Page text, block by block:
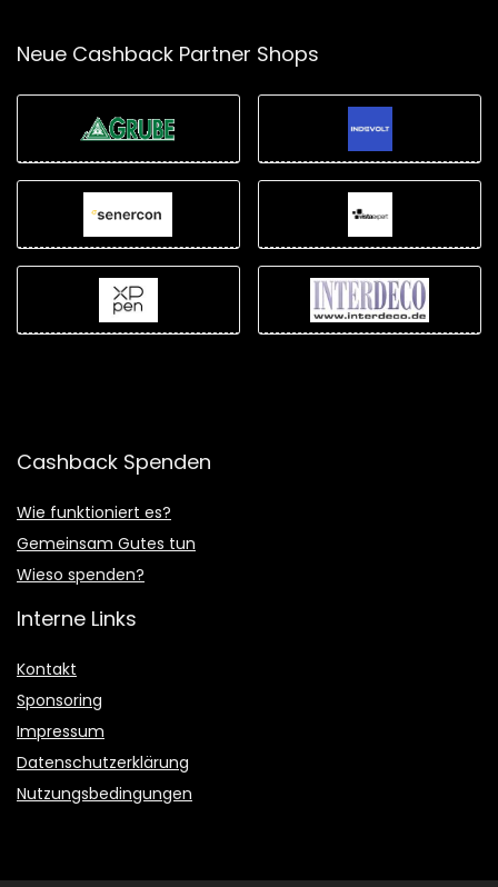
Neue Cashback Partner Shops
Cashback Spenden
Wie funktioniert es?
Gemeinsam Gutes tun
Wieso spenden?
Interne Links
Kontakt
Sponsoring
Impressum
Datenschutzerklärung
Nutzungsbedingungen